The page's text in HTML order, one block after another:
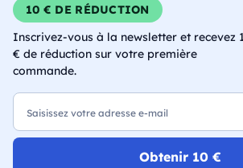
10 € DE RÉDUCTION
Inscrivez-vous à la newsletter et recevez
€ de réduction sur votre première
commande.
E-mail
Obtenir 10 €